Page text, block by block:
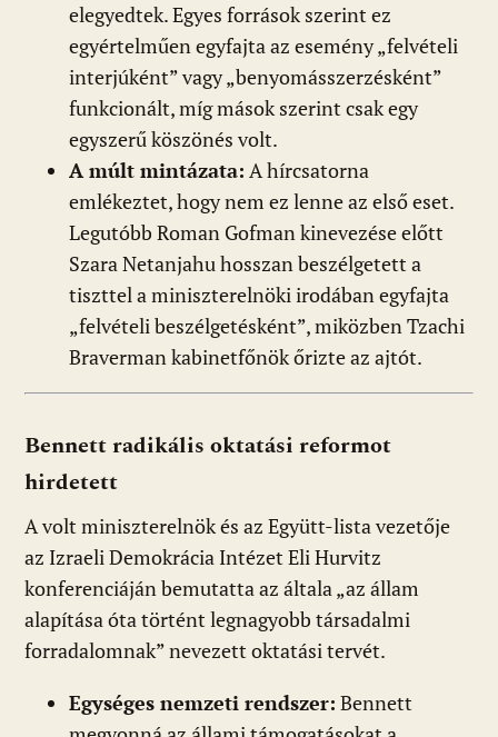
elegyedtek. Egyes források szerint ez
egyértelműen egyfajta az esemény „felvételi
interjúként” vagy „benyomásszerzésként”
funkcionált, míg mások szerint csak egy
egyszerű köszönés volt.
A múlt mintázata: A hírcsatorna
emlékeztet, hogy nem ez lenne az első eset.
Legutóbb Roman Gofman kinevezése előtt
Szara Netanjahu hosszan beszélgetett a
tiszttel a miniszterelnöki irodában egyfajta
„felvételi beszélgetésként”, miközben Tzachi
Braverman kabinetfőnök őrizte az ajtót.
Bennett radikális oktatási reformot
hirdetett
A volt miniszterelnök és az Együtt-lista vezetője
az Izraeli Demokrácia Intézet Eli Hurvitz
konferenciáján bemutatta az általa „az állam
alapítása óta történt legnagyobb társadalmi
forradalomnak” nevezett oktatási tervét.
Egységes nemzeti rendszer: Bennett